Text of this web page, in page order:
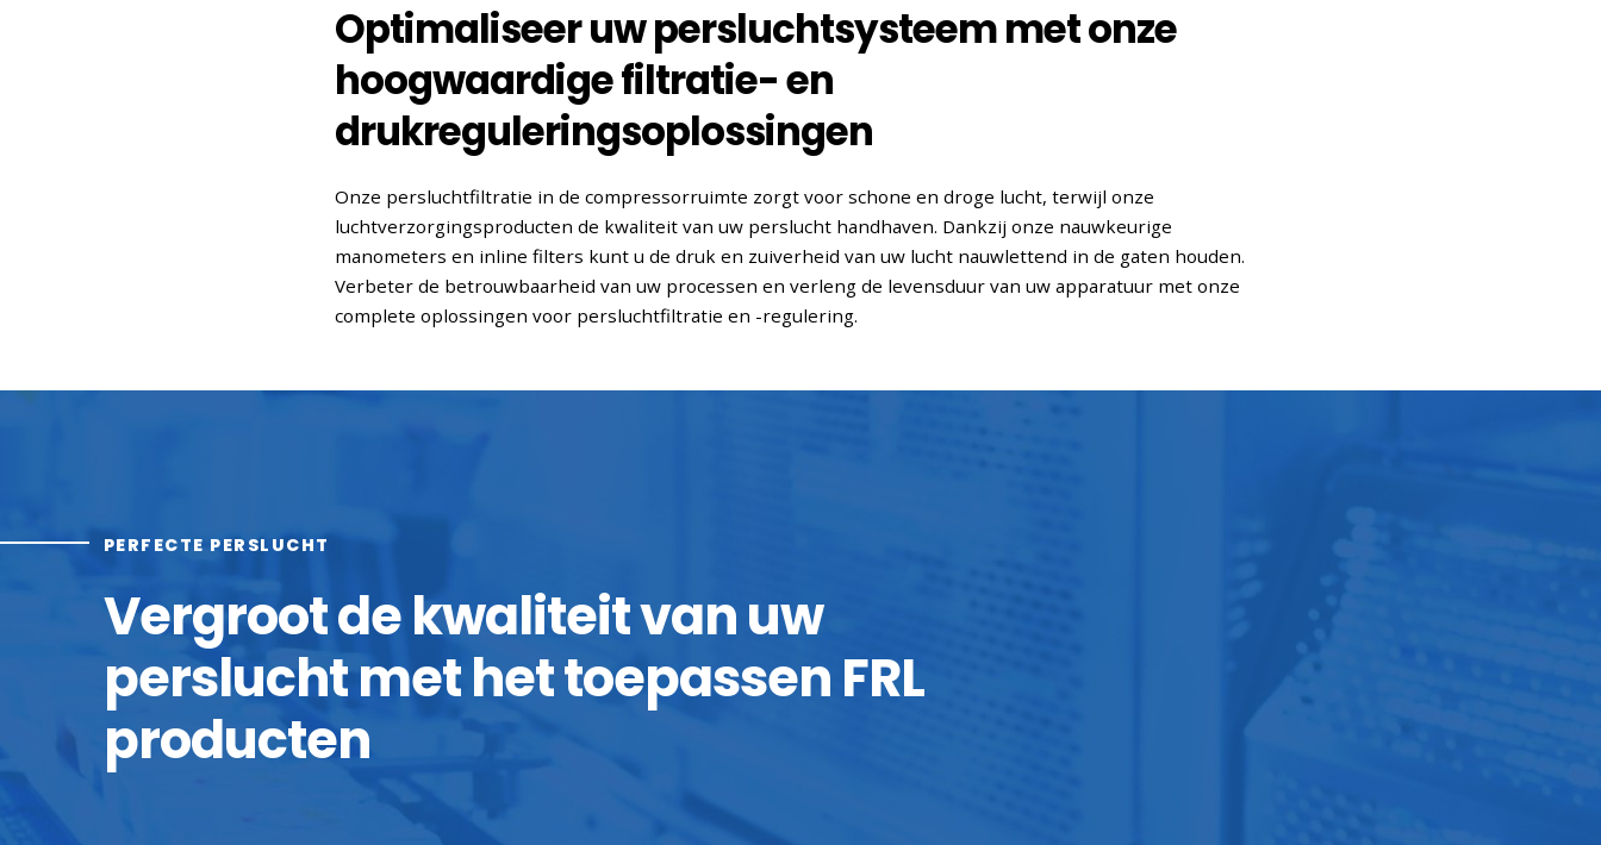
Optimaliseer uw persluchtsysteem met onze
hoogwaardige filtratie- en
drukreguleringsoplossingen
Onze persluchtfiltratie in de compressorruimte zorgt voor schone en droge lucht, terwijl onze
luchtverzorgingsproducten de kwaliteit van uw perslucht handhaven. Dankzij onze nauwkeurige
manometers en inline filters kunt u de druk en zuiverheid van uw lucht nauwlettend in de gaten houden.
Verbeter de betrouwbaarheid van uw processen en verleng de levensduur van uw apparatuur met onze
complete oplossingen voor persluchtfiltratie en -regulering.
PERFECTE PERSLUCHT
Vergroot de kwaliteit van uw
perslucht met het toepassen FRL
producten